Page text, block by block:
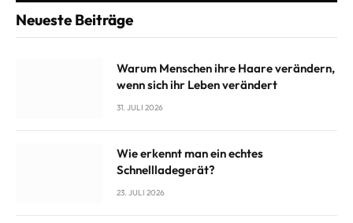
Neueste Beiträge
Warum Menschen ihre Haare verändern,
wenn sich ihr Leben verändert
31. JULI 2026
Wie erkennt man ein echtes
Schnellladegerät?
23. JULI 2026